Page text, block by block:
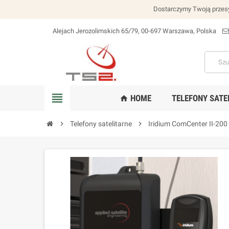
Dostarczymy Twoją
lokalizacja_na
Alejach Jerozolimskich 65/79, 00-697 Warszawa, Polska
view_headline home HOME TELEFONY
chevron_right Telefony satelitarne chevron_right Iridium ComCenter II-